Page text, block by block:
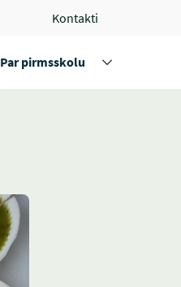
Kontakti
Par pirmsskolu